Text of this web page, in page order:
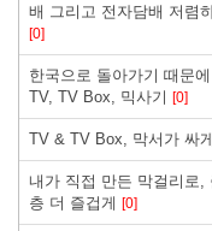
배 그리고 전자담배 저렴
[0]
한국으로 돌아가기 때문
TV, TV Box, 믹사기 [0]
TV & TV Box, 막서가 싸
내가 직접 만든 막걸리로,
층 더 즐겁게 [0]